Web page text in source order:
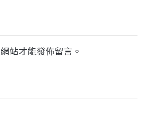
網站才能發佈留言。